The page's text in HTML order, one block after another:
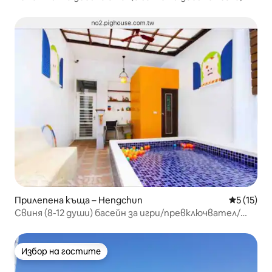
Прилепена къща – Hengchun Средна
5 (15)
Свиня (8-12 души) басейн за игри/превключвател/
удостоверение за гостоприемство/паркинг/
Избор на гостите
Избор на гостите